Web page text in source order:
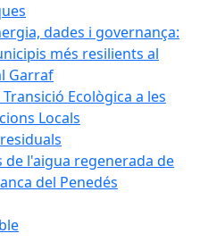
dades i governança:
més resilients al
Garraf
Transició Ecològica a les
Locals
de l'aigua regenerada de
del Penedés